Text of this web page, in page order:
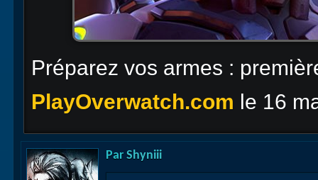
Préparez vos armes :
PlayOverwatch.com le 16
Par Shyniii